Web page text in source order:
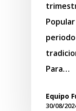
Para…
Equipo
30/08/